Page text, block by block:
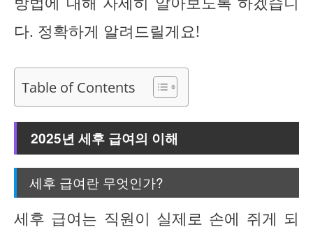
다. 정확하게 알려드릴게요!
Table of Contents
2025년 세후 급여의 이해
세후 급여란 무엇인가?
세후 급여는 직원이 실제로 손에 쥐게 되